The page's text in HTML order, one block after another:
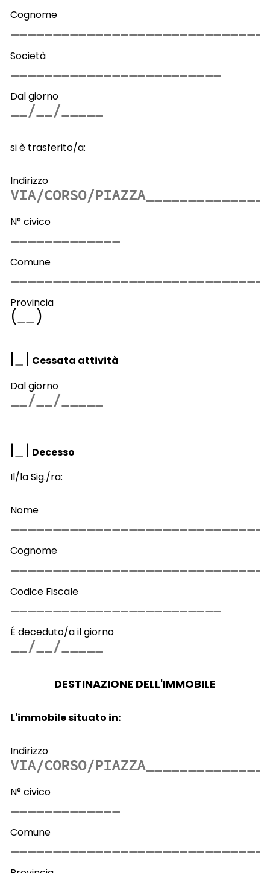
Cognome
Società
Dal giorno
si è trasferito/a:
Indirizzo
N° civico
Comune
Provincia
( )
| | Cessata attività
Dal giorno
| | Decesso
Il/la Sig./ra:
Nome
Cognome
Codice Fiscale
É deceduto/a il giorno
DESTINAZIONE DELL'IMMOBILE
L'immobile situato in:
Indirizzo
N° civico
Comune